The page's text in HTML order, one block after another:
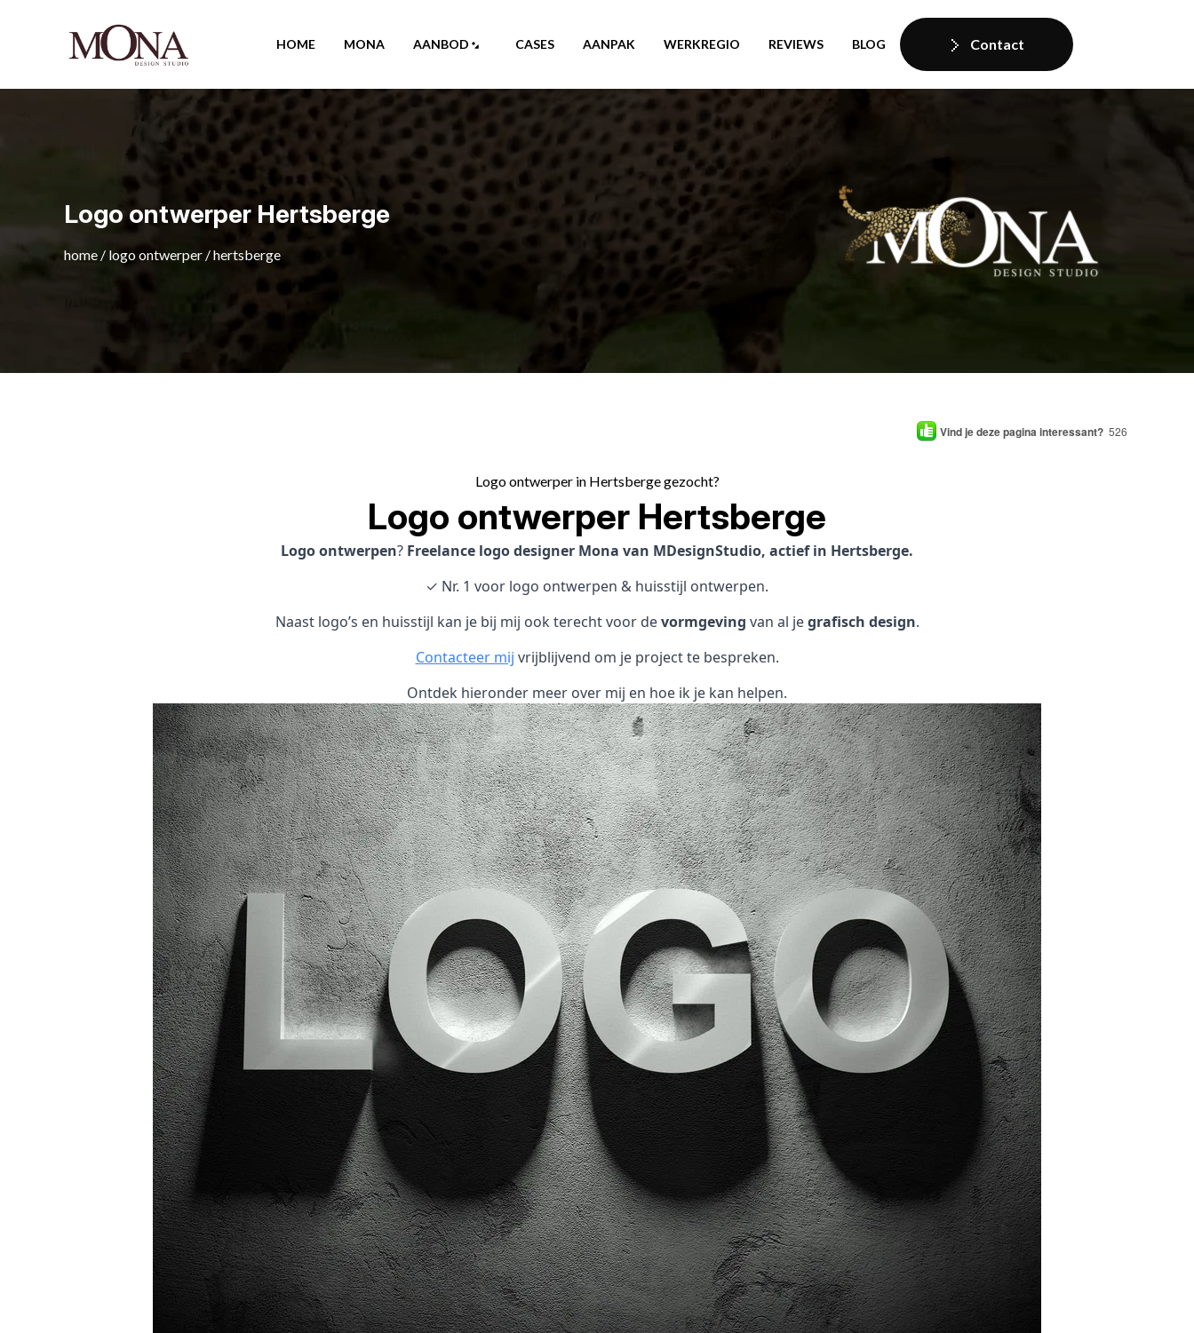
HOME MONA AANBOD CASES AANPAK WERKREGIO REVIEWS BLOG Contact
Logo ontwerper Hertsberge
home / logo ontwerper/hertsberge
Vind je deze pagina interessant? 526
Logo ontwerper in Hertsberge gezocht?
Logo ontwerper Hertsberge
Logo ontwerpen? Freelance logo designer Mona van MDesignStudio, actief in Hertsberge.
✓ Nr. 1 voor logo ontwerpen & huisstijl ontwerpen.
Naast logo’s en huisstijl kan je bij mij ook terecht voor devormgeving van al jegrafisch design.
Contacteer mij vrijblijvend om je project te bespreken.
Ontdek hieronder meer over mij en hoe ik je kan helpen.